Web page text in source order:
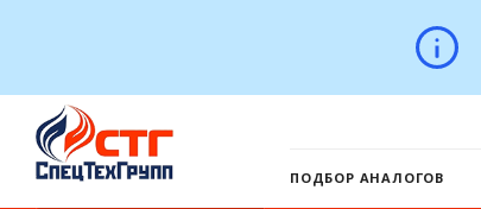
ПОДБОР АНАЛОГОВ